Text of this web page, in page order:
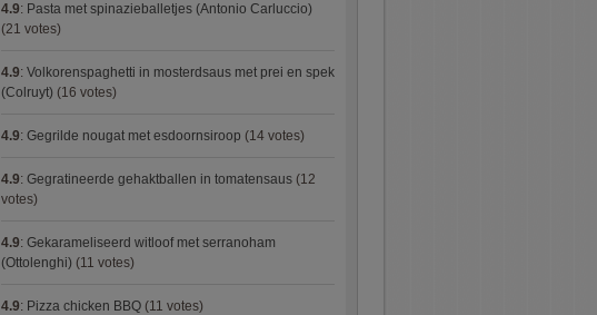
4.9: Pasta met spinazieballetjes (Antonio Carluccio)
(21 votes)
4.9: Volkorenspaghetti in mosterdsaus met prei en spek
(Colruyt) (16 votes)
4.9: Gegrilde nougat met esdoornsiroop (14 votes)
4.9: Gegratineerde gehaktballen in tomatensaus (12
votes)
4.9: Gekarameliseerd witloof met serranoham
(Ottolenghi) (11 votes)
4.9: Pizza chicken BBQ (11 votes)